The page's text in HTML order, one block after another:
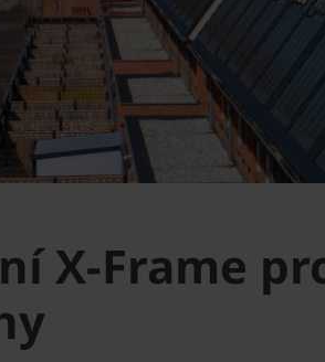
X-Frame